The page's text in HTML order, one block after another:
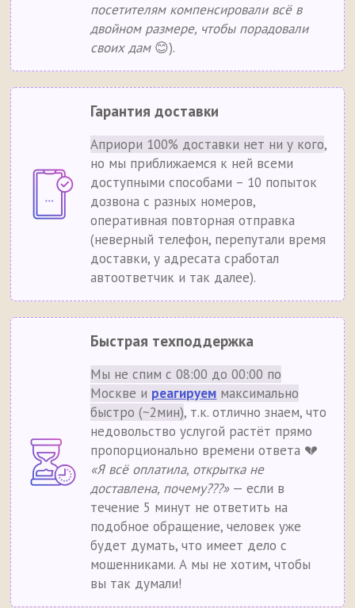
посетителям компенсировали всё в
двойном размере, чтобы порадовали
своих дам😊).
Гарантия доставки
Априори 100% доставки нет ни у кого,
но мы приближаемся к ней всеми
доступными способами – 10 попыток
дозвона с разных номеров,
оперативная повторная отправка
(неверный телефон, перепутали время
доставки, у адресата сработал
автоответчик и так далее).
Быстрая техподдержка
Мы не спим с 08:00 до 00:00 по
Москве и реагируем максимально
быстро (~2мин), т.к. отлично знаем, что
недовольство услугой растёт прямо
пропорционально времени ответа 💔
«Я всё оплатила, открытка не
доставлена, почему???»— если в
течение 5 минут не ответить на
подобное обращение, человек уже
будет думать, что имеет дело с
мошенниками. А мы не хотим, чтобы
вы так думали!